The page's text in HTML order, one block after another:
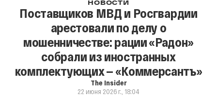
НОВОСТИ
Поставщиков МВД и Росгвардии
арестовали по делу о
мошенничестве: рации «Радон»
собрали из иностранных
комплектующих — «Коммерсантъ»
The Insider
22 июня 2026 г., 18:04